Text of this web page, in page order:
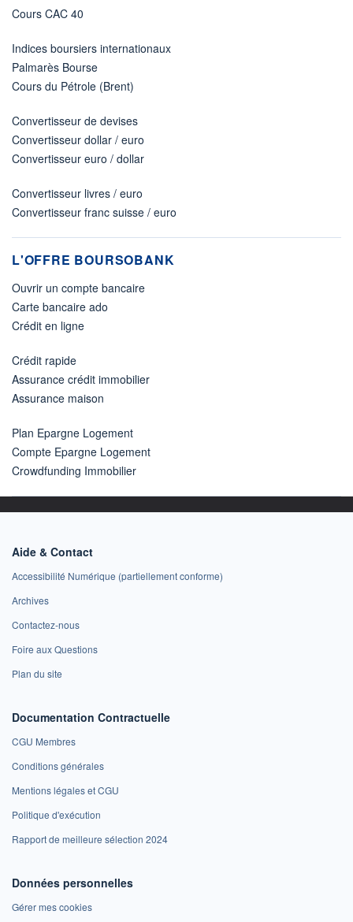
Cours CAC 40
Indices boursiers internationaux
Palmarès Bourse
Cours du Pétrole (Brent)
Convertisseur de devises
Convertisseur dollar / euro
Convertisseur euro / dollar
Convertisseur livres / euro
Convertisseur franc suisse / euro
L'OFFRE BOURSOBANK
Ouvrir un compte bancaire
Carte bancaire ado
Crédit en ligne
Crédit rapide
Assurance crédit immobilier
Assurance maison
Plan Epargne Logement
Compte Epargne Logement
Crowdfunding Immobilier
Aide & Contact
Accessibilité Numérique (partiellement conforme)
Archives
Contactez-nous
Foire aux Questions
Plan du site
Documentation Contractuelle
CGU Membres
Conditions générales
Mentions légales et CGU
Politique d'exécution
Rapport de meilleure sélection 2024
Données personnelles
Gérer mes cookies